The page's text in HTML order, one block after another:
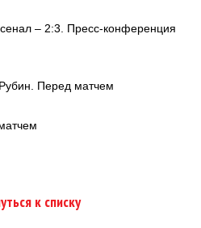
– 2:3. Пресс-конференция
Перед матчем
к списку